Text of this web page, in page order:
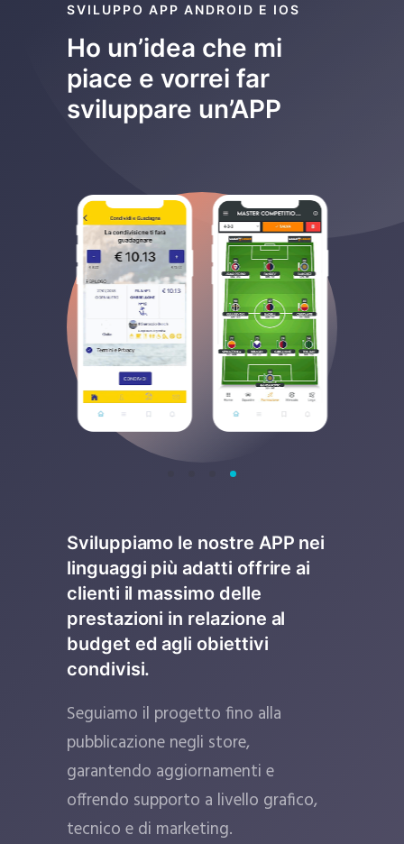
SVILUPPO APP ANDROID E IOS
Ho un’idea che mi
piace e vorrei far
sviluppare un’APP
Sviluppiamo le nostre APP nei
linguaggi più adatti offrire ai
clienti il massimo delle
prestazioni in relazione al
budget ed agli obiettivi
condivisi.
Seguiamo il progetto fino alla
pubblicazione negli store,
garantendo aggiornamenti e
offrendo supporto a livello grafico,
tecnico e di marketing.